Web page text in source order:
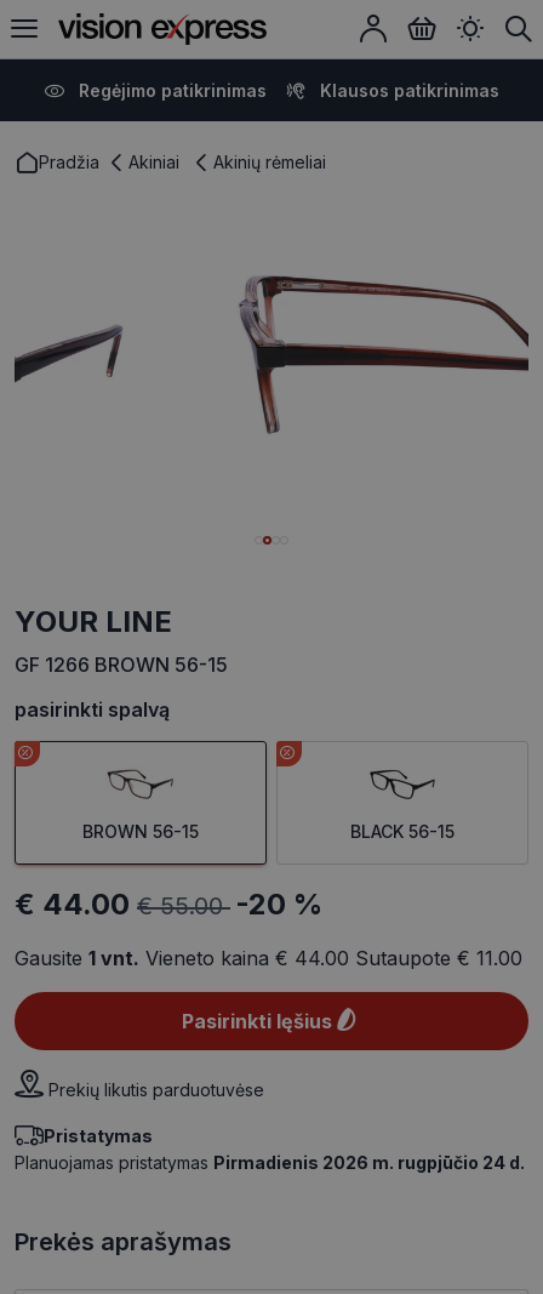
Regėjimo patikrinimas Klausos patikrinimas
Pradžia Akiniai Akinių rėmeliai
YOUR LINE
GF 1266 BROWN 56-15
pasirinkti spalvą
BROWN 56-15 BLACK 56-15
€ 44.00 € 55.00 -20 %
Gausite 1 vnt. Vieneto kaina € 44.00 Sutaupote € 11.00
Pasirinkti lęšius
Prekių likutis parduotuvėse
Pristatymas
Planuojamas pristatymas Pirmadienis 2026 m. rugpjūčio 24 d.
Prekės aprašymas